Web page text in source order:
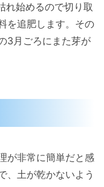
れ始めるので切り取
を追肥します。その
3月ごろにまた芽が
が非常に簡単だと感
、土が乾かないよう